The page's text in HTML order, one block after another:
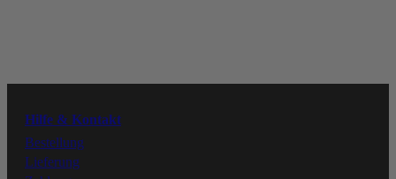
Instagram
Hilfe & Kontakt
Bestellung
Lieferung